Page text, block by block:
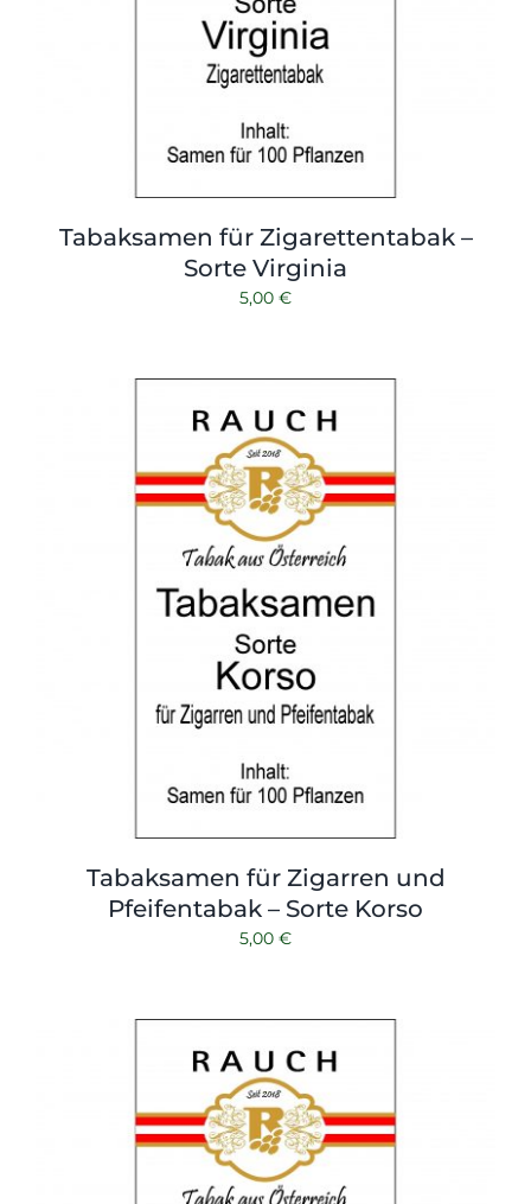
Tabaksamen für Zigarettentabak –
Sorte Virginia
5,00 €
Tabaksamen für Zigarren und
Pfeifentabak – Sorte Korso
5,00 €